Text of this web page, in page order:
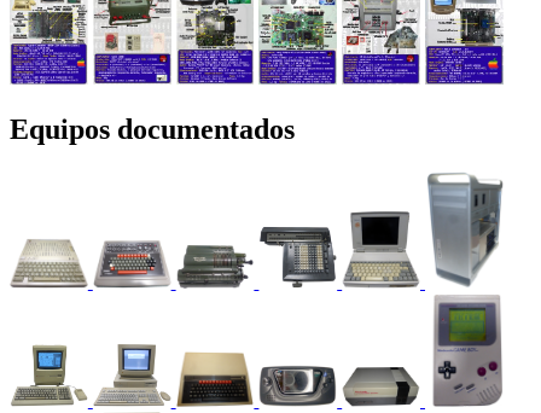
Equipos documentados